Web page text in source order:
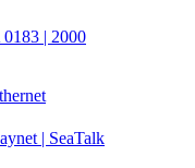
| 2000
| SeaTalk